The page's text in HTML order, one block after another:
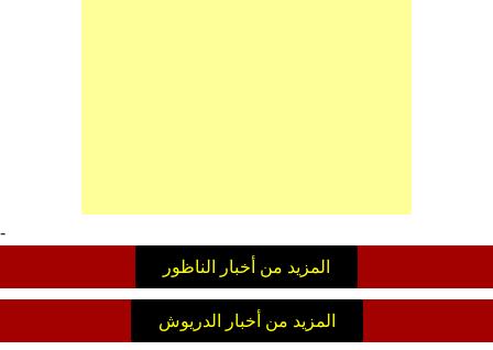
-
المزيد من أخبار الناظور
المزيد من أخبار الدريوش